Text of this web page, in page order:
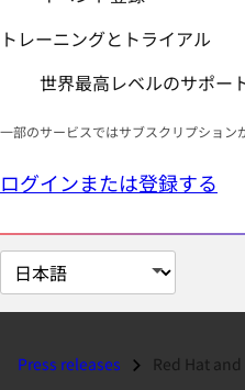
トレーニングとトライアル
世界最高レベルのサポー
一部のサービスではサブスクリプション
ログインまたは登録する
ペ
ー
のPress releases Red Hat and Their